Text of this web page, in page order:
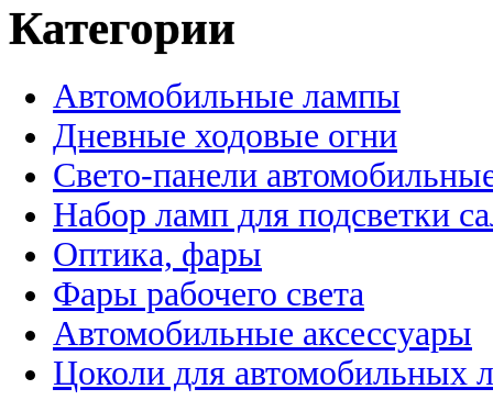
Категории
Автомобильные лампы
Дневные ходовые огни
Свето-панели
Набор ламп для подсветки
Оптика, фары
Фары рабочего света
Автомобильные аксессуары
Цоколи для автомобильных